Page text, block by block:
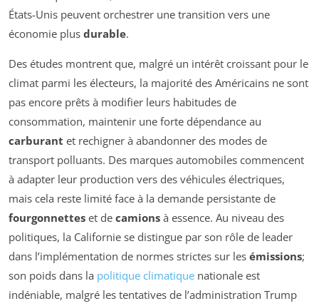
États-Unis peuvent orchestrer une transition vers une
économie plus durable.
Des études montrent que, malgré un intérêt croissant pour le
climat parmi les électeurs, la majorité des Américains ne sont
pas encore prêts à modifier leurs habitudes de
consommation, maintenir une forte dépendance au
carburant et rechigner à abandonner des modes de
transport polluants. Des marques automobiles commencent
à adapter leur production vers des véhicules électriques,
mais cela reste limité face à la demande persistante de
fourgonnettes et de camions à essence. Au niveau des
politiques, la Californie se distingue par son rôle de leader
dans l’implémentation de normes strictes sur les émissions;
son poids dans la politique climatique nationale est
indéniable, malgré les tentatives de l’administration Trump